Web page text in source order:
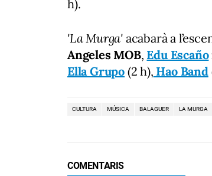
h).
'La Murga' acabarà a
Angeles MOB, Edu Escaño
Ella Grupo (2 h), Hao Band
CULTURA MÚSICA BALAGUER LA MURGA
COMENTARIS